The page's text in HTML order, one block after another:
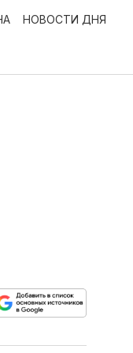
НОВОСТИ ДНЯ